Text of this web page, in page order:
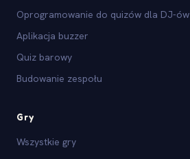
Oprogramowanie do quizów dla DJ-ów
Aplikacja buzzer
Quiz barowy
Budowanie zespołu
Gry
Wszystkie gry